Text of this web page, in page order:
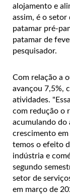
alojamento e
assim, é o
patamar pré-
patamar de
pesquisador.
Com relação a
avançou 7,5%,
atividades.
com redução o
acumulando do
crescimento
temos o efeito
indústria e
segundo
setor de
em março de